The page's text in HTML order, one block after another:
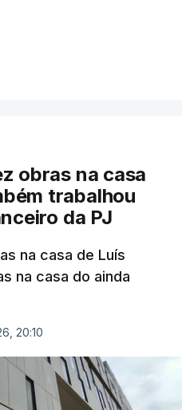
obras na casa
trabalhou
da PJ
na casa de Luís
na casa do ainda
20:10